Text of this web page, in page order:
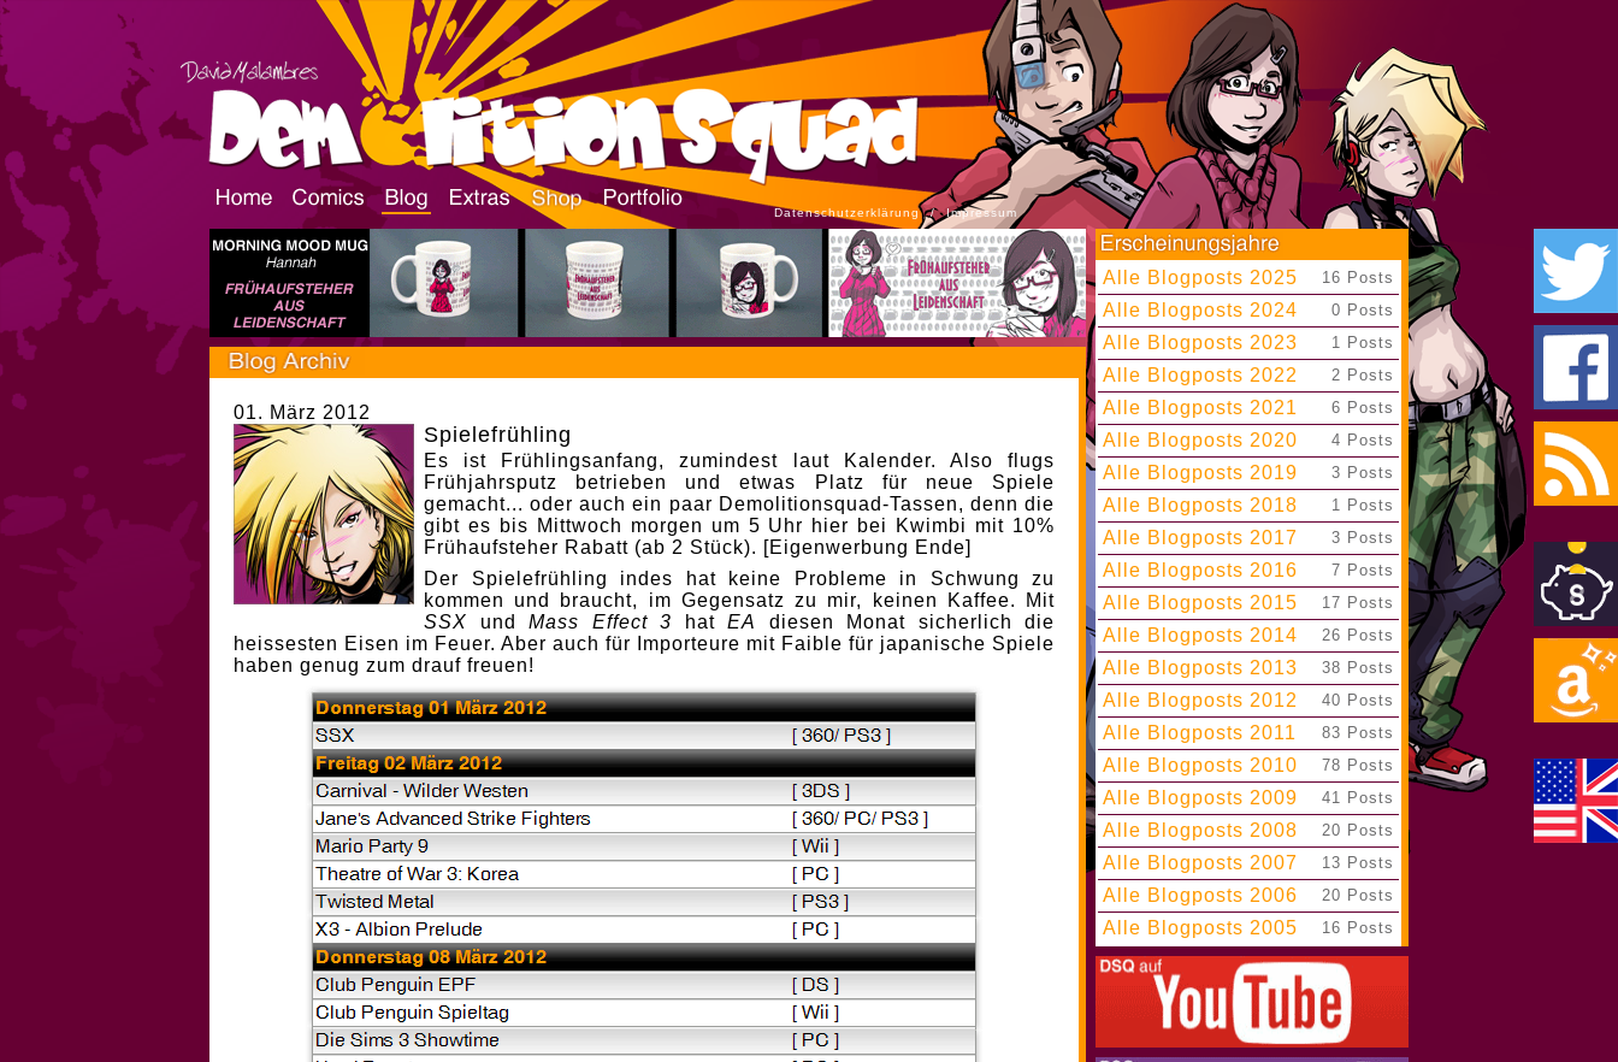
Datenschutzerklärung / Impressum
01. März 2012
Spielefrühling
Es ist Frühlingsanfang, zumindest laut Kalender. Also flugs
Frühjahrsputz betrieben und etwas Platz für neue Spiele
gemacht... oder auch ein paar Demolitionsquad-Tassen, denn die
gibt es bis Mittwoch morgen um 5 Uhr hier bei Kwimbi mit 10%
Frühaufsteher Rabatt (ab 2 Stück). [Eigenwerbung Ende]
Der Spielefrühling indes hat keine Probleme in Schwung zu
kommen und braucht, im Gegensatz zu mir, keinen Kaffee. Mit
SSX und Mass Effect 3 hat EA
diesen Monat sicherlich die
heissesten Eisen im Feuer. Aber auch für Importeure mit Faible für japanische Spiele
haben genug zum drauf freuen!
Alle Blogposts 2025 16 Posts
Alle Blogposts 2024 0 Posts
Alle Blogposts 2023 1 Posts
Alle Blogposts 2022 2 Posts
Alle Blogposts 2021 6 Posts
Alle Blogposts 2020 4 Posts
Alle Blogposts 2019 3 Posts
Alle Blogposts 2018 1 Posts
Alle Blogposts 2017 3 Posts
Alle Blogposts 2016 7 Posts
Alle Blogposts 2015 17 Posts
Alle Blogposts 2014 26 Posts
Alle Blogposts 2013 38 Posts
Alle Blogposts 2012 40 Posts
Alle Blogposts 2011 83 Posts
Alle Blogposts 2010 78 Posts
Alle Blogposts 2009 41 Posts
Alle Blogposts 2008 20 Posts
Alle Blogposts 2007 13 Posts
Alle Blogposts 2006 20 Posts
Alle Blogposts 2005 16 Posts